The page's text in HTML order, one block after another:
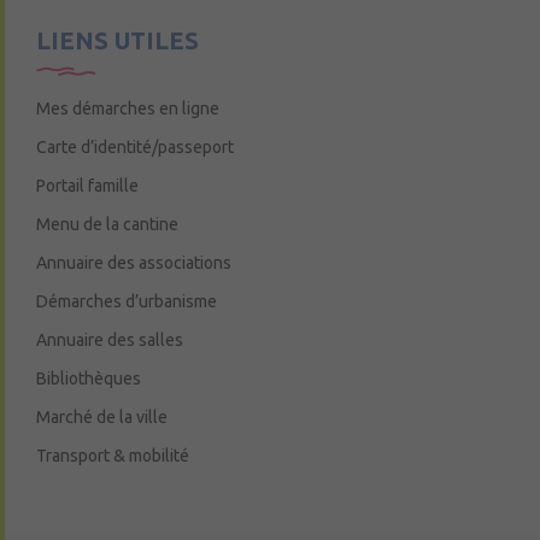
LIENS UTILES
Mes démarches en ligne
Carte d’identité/passeport
Portail famille
Menu de la cantine
Annuaire des associations
Démarches d’urbanisme
Annuaire des salles
Bibliothèques
Marché de la ville
Transport & mobilité